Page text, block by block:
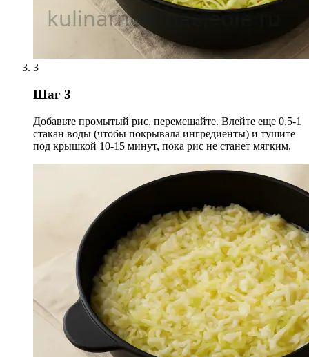
3
Шаг 3
Добавьте промытый рис, перемешайте. Влейте еще 0,5-1
стакан воды (чтобы покрывала ингредиенты) и тушите
под крышкой 10-15 минут, пока рис не станет мягким.